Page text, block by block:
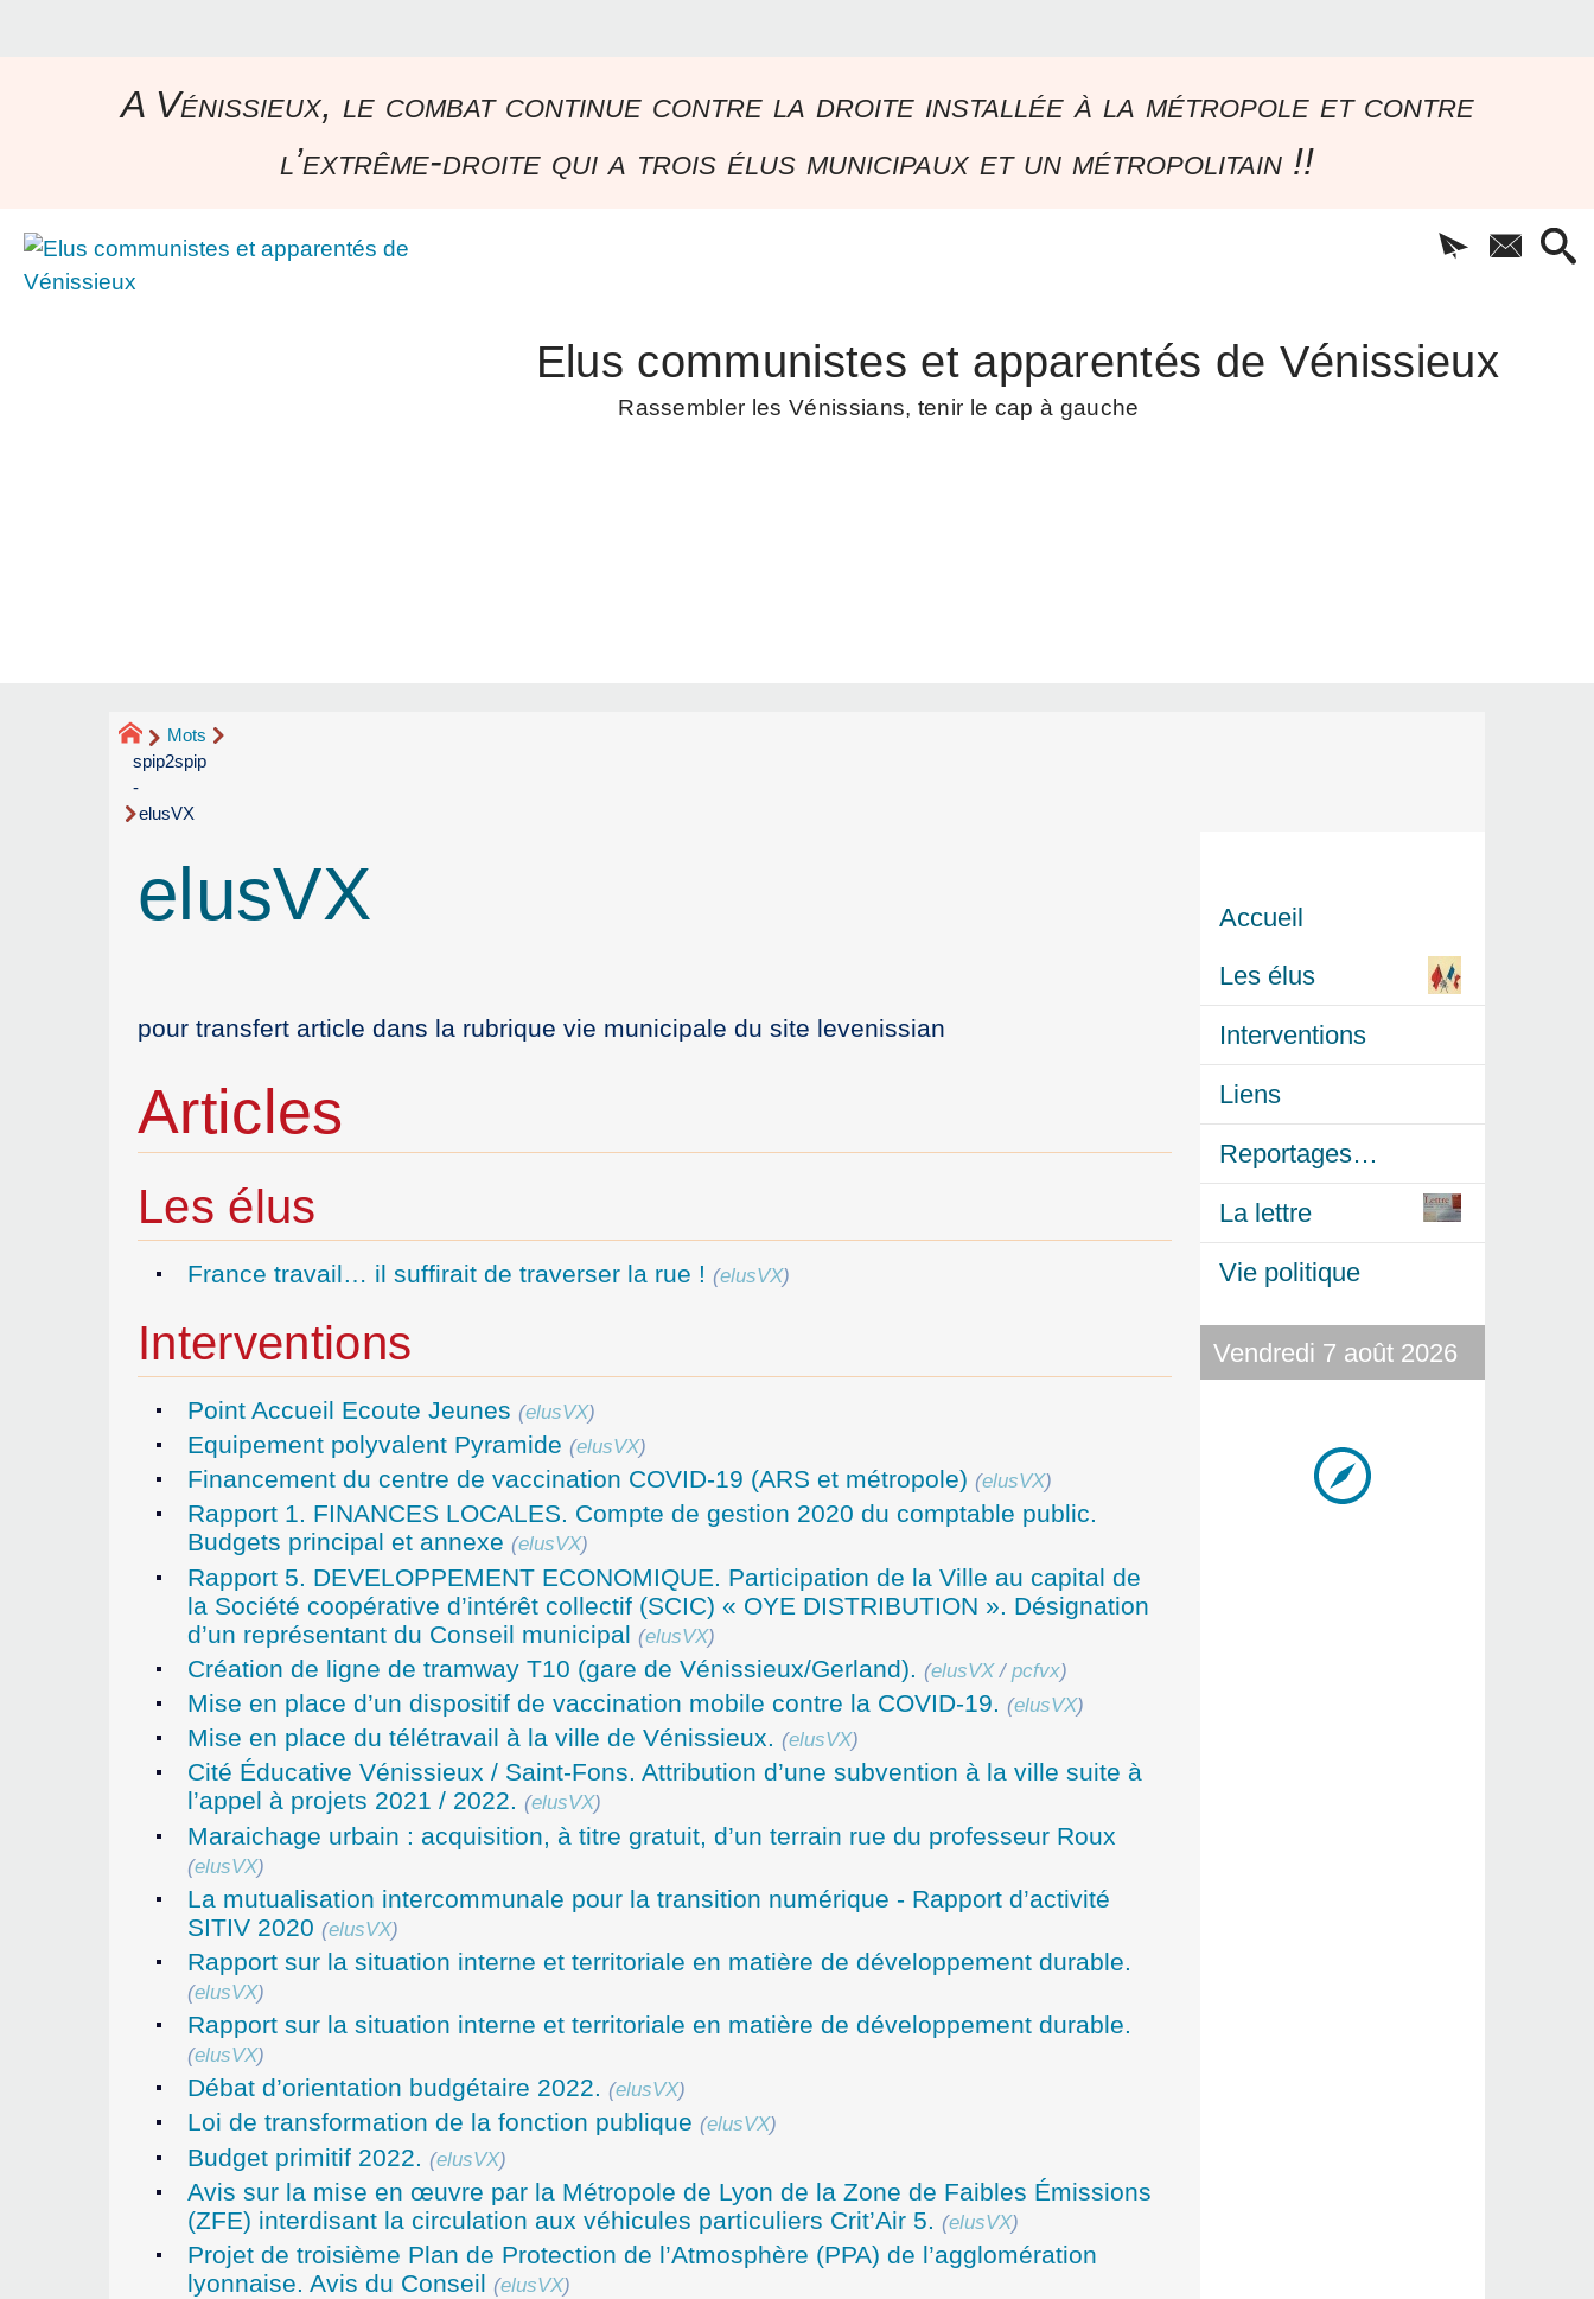
A Vénissieux, le combat continue contre la droite installée à la métropole et contre
l’extrême-droite qui a trois élus municipaux et un métropolitain !!
Elus communistes et apparentés de Vénissieux
Rassembler les Vénissians, tenir le cap à gauche
Mots
spip2spip
-
elusVX
elusVX
pour transfert article dans la rubrique vie municipale du site levenissian
Articles
Les élus
France travail… il suffirait de traverser la rue ! (elusVX)
Interventions
Point Accueil Ecoute Jeunes (elusVX)
Equipement polyvalent Pyramide (elusVX)
Financement du centre de vaccination COVID-19 (ARS et métropole) (elusVX)
Rapport 1. FINANCES LOCALES. Compte de gestion 2020 du comptable public.
Budgets principal et annexe (elusVX)
Rapport 5. DEVELOPPEMENT ECONOMIQUE. Participation de la Ville au capital de
la Société coopérative d’intérêt collectif (SCIC) « OYE DISTRIBUTION ». Désignation
d’un représentant du Conseil municipal (elusVX)
Création de ligne de tramway T10 (gare de Vénissieux/Gerland). (elusVX/ pcfvx)
Mise en place d’un dispositif de vaccination mobile contre la COVID-19. (elusVX)
Mise en place du télétravail à la ville de Vénissieux. (elusVX)
Cité Éducative Vénissieux / Saint-Fons. Attribution d’une subvention à la ville suite à
l’appel à projets 2021 / 2022. (elusVX)
Maraichage urbain : acquisition, à titre gratuit, d’un terrain rue du professeur Roux
(elusVX)
La mutualisation intercommunale pour la transition numérique - Rapport d’activité
SITIV 2020 (elusVX)
Rapport sur la situation interne et territoriale en matière de développement durable.
(elusVX)
Rapport sur la situation interne et territoriale en matière de développement durable.
(elusVX)
Débat d’orientation budgétaire 2022. (elusVX)
Loi de transformation de la fonction publique (elusVX)
Budget primitif 2022. (elusVX)
Avis sur la mise en œuvre par la Métropole de Lyon de la Zone de Faibles Émissions
(ZFE) interdisant la circulation aux véhicules particuliers Crit’Air 5. (elusVX)
Projet de troisième Plan de Protection de l’Atmosphère (PPA) de l’agglomération
lyonnaise. Avis du Conseil (elusVX)
Accueil
Les élus
Interventions
Liens
Reportages…
La lettre
Vie politique
Vendredi 7 août 2026